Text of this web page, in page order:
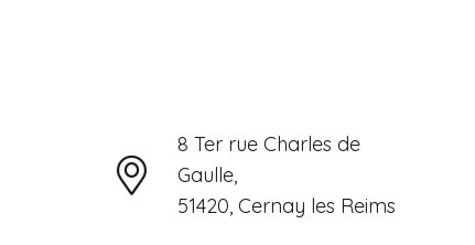
8 Ter rue Charles de
Gaulle,
51420, Cernay les Reims